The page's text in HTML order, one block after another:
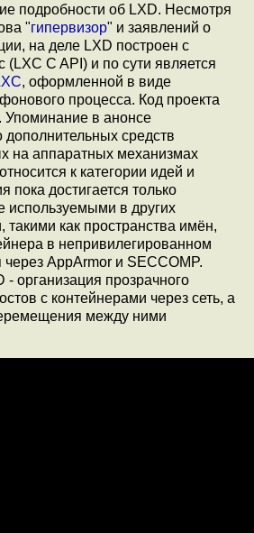
подробности об LXD. Несмотря
"гипервизор" и заявлений о
на деле LXD построен с
C API) и по сути является
, оформленной в виде
процесса. Код проекта
Упоминание в анонсе
дополнительных средств
на аппаратных механизмах
к категории идей и
пока достигается только
используемыми в других
такими как пространства имён,
в непривилегированном
AppArmor и SECCOMP.
организация прозрачного
с контейнерами через сеть, а
между ними